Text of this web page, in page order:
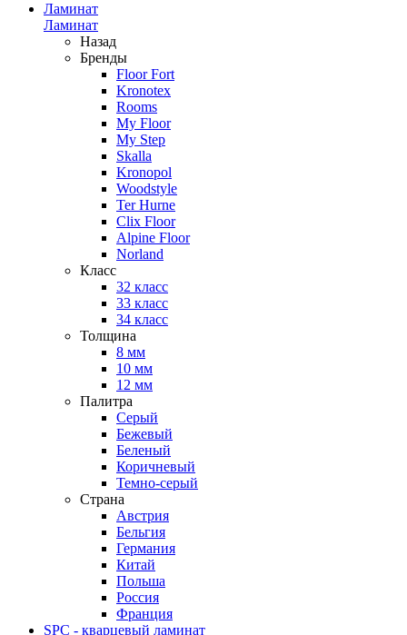
Ламинат
Ламинат
Назад
Бренды
Floor Fort
Kronotex
Rooms
My Floor
My Step
Skalla
Kronopol
Woodstyle
Ter Hurne
Clix Floor
Alpine Floor
Norland
Класс
32 класс
33 класс
34 класс
Толщина
8 мм
10 мм
12 мм
Палитра
Серый
Бежевый
Беленый
Коричневый
Темно-серый
Страна
Австрия
Бельгия
Германия
Китай
Польша
Россия
Франция
SPC - кварцевый ламинат